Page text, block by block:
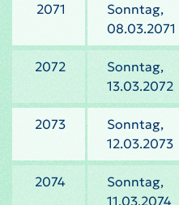
2071
Sonntag,
08.03.2071
2072
Sonntag,
13.03.2072
2073
Sonntag,
12.03.2073
2074
Sonntag,
11.03.2074